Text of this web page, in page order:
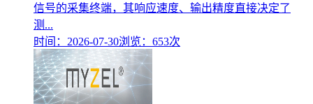
信号的采集终端，其响应速度、输出精度直接决定了
测...
时间：2026-07-30浏览：653次